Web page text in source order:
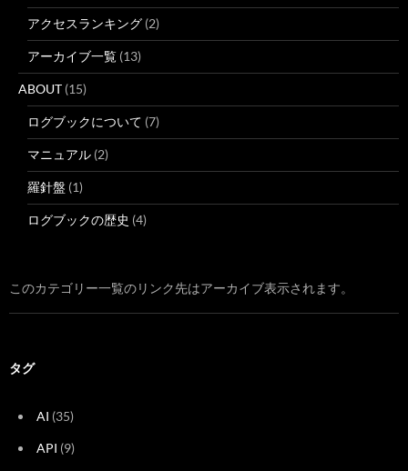
アクセスランキング (2)
アーカイブ一覧 (13)
ABOUT (15)
ログブックについて (7)
マニュアル (2)
羅針盤 (1)
ログブックの歴史 (4)
このカテゴリー一覧のリンク先はアーカイブ表示されます。
タグ
AI (35)
API (9)